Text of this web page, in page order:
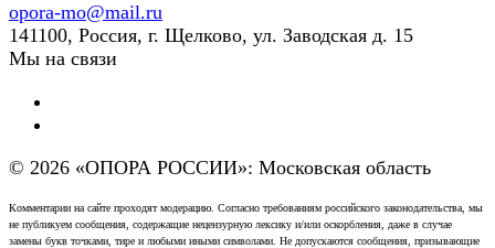
opora-mo@mail.ru
141100, Россия, г. Щелково, ул. Заводская д. 15
Мы на связи
© 2026 «ОПОРА РОССИИ»: Московская область
Комментарии на сайте проходят модерацию. Согласно требованиям российского законодательства, мы
не публикуем сообщения, содержащие нецензурную лексику и/или оскорбления, даже в случае
замены букв точками, тире и любыми иными символами. Не допускаются сообщения, призывающие